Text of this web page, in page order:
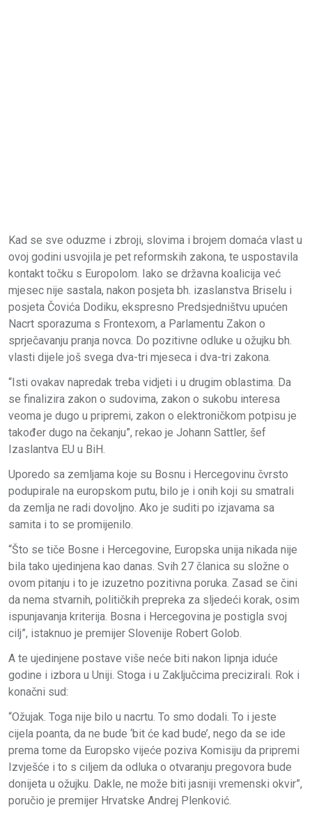
Kad se sve oduzme i zbroji, slovima i brojem domaća vlast u
ovoj godini usvojila je pet reformskih zakona, te uspostavila
kontakt točku s Europolom. Iako se državna koalicija već
mjesec nije sastala, nakon posjeta bh. izaslanstva Briselu i
posjeta Čovića Dodiku, ekspresno Predsjedništvu upućen
Nacrt sporazuma s Frontexom, a Parlamentu Zakon o
sprječavanju pranja novca. Do pozitivne odluke u ožujku bh.
vlasti dijele još svega dva-tri mjeseca i dva-tri zakona.
“Isti ovakav napredak treba vidjeti i u drugim oblastima. Da
se finalizira zakon o sudovima, zakon o sukobu interesa
veoma je dugo u pripremi, zakon o elektroničkom potpisu je
također dugo na čekanju”, rekao je Johann Sattler, šef
Izaslantva EU u BiH.
Uporedo sa zemljama koje su Bosnu i Hercegovinu čvrsto
podupirale na europskom putu, bilo je i onih koji su smatrali
da zemlja ne radi dovoljno. Ako je suditi po izjavama sa
samita i to se promijenilo.
“Što se tiče Bosne i Hercegovine, Europska unija nikada nije
bila tako ujedinjena kao danas. Svih 27 članica su složne o
ovom pitanju i to je izuzetno pozitivna poruka. Zasad se čini
da nema stvarnih, političkih prepreka za sljedeći korak, osim
ispunjavanja kriterija. Bosna i Hercegovina je postigla svoj
cilj”, istaknuo je premijer Slovenije Robert Golob.
A te ujedinjene postave više neće biti nakon lipnja iduće
godine i izbora u Uniji. Stoga i u Zaključcima precizirali. Rok i
konačni sud:
“Ožujak. Toga nije bilo u nacrtu. To smo dodali. To i jeste
cijela poanta, da ne bude ‘bit će kad bude’, nego da se ide
prema tome da Europsko vijeće poziva Komisiju da pripremi
Izvješće i to s ciljem da odluka o otvaranju pregovora bude
donijeta u ožujku. Dakle, ne može biti jasniji vremenski okvir”,
poručio je premijer Hrvatske Andrej Plenković.